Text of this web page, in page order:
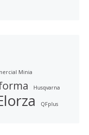
Minia
Husqvarna
QFplus